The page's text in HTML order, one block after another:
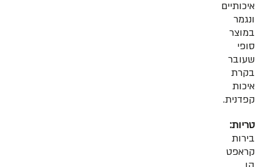
איכותיים
ונגמר
במוצר
סופי
שעובר
בקרת
איכות
קפדנית.
טריות:
בירות
קראפט